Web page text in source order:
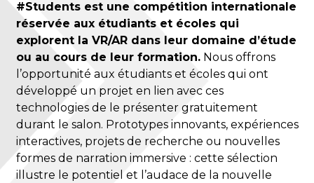
#Students est une compétition internationale
réservée aux étudiants et écoles qui
explorent la VR/AR dans leur domaine d’étude
ou au cours de leur formation.Nous offrons
l’opportunité aux étudiants et écoles qui ont
développé un projet en lien avec ces
technologies de le présenter gratuitement
durant le salon. Prototypes innovants, expériences
interactives, projets de recherche ou nouvelles
formes de narration immersive : cette sélection
illustre le potentiel et l’audace de la nouvelle